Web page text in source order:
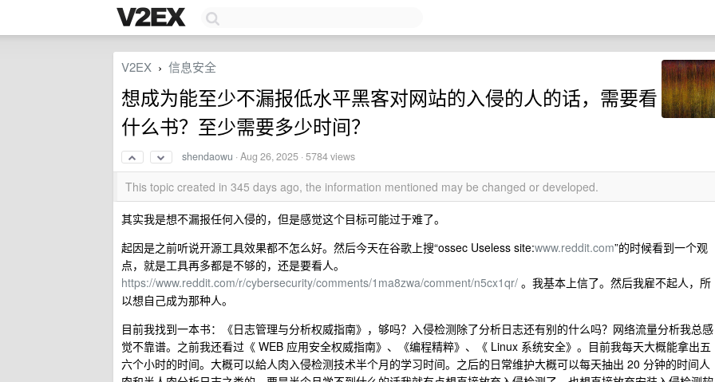
V2EX › 信息安全
想成为能至少不漏报低水平黑客对网站的入侵的人的话，需要看
什么书？至少需要多少时间？
shendaowu ·Aug 26, 2025 · 5784 views
This topic created in 345 days ago, the information mentioned may be changed or developed.
其实我是想不漏报任何入侵的，但是感觉这个目标可能过于难了。
起因是之前听说开源工具效果都不怎么好。然后今天在谷歌上搜“ossec Useless site:www.reddit.com”的时候看到一个观
点，就是工具再多都是不够的，还是要看人。
https://www.reddit.com/r/cybersecurity/comments/1ma8zwa/comment/n5cx1qr/ 。我基本上信了。然后我雇不起人，所
以想自己成为那种人。
目前我找到一本书：《日志管理与分析权威指南》，够吗？入侵检测除了分析日志还有别的什么吗？网络流量分析我总感
觉不靠谱。之前我还看过《 WEB 应用安全权威指南》、《编程精粹》、《 Linux 系统安全》。目前我每天大概能拿出五
六个小时的时间。大概可以給人肉入侵检测技术半个月的学习时间。之后的日常维护大概可以每天抽出 20 分钟的时间人